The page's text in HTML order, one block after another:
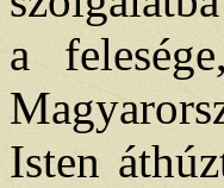
a
Isten